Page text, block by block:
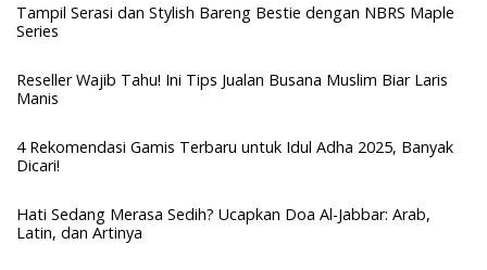
Tampil Serasi dan Stylish Bareng Bestie dengan NBRS Maple
Series
Reseller Wajib Tahu! Ini Tips Jualan Busana Muslim Biar Laris
Manis
4 Rekomendasi Gamis Terbaru untuk Idul Adha 2025, Banyak
Dicari!
Hati Sedang Merasa Sedih? Ucapkan Doa Al-Jabbar: Arab,
Latin, dan Artinya